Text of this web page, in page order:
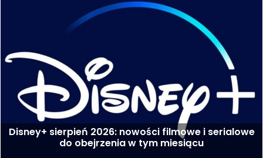
Disney+ sierpień 2026: nowości filmowe i serialowe
do obejrzenia w tym miesiącu